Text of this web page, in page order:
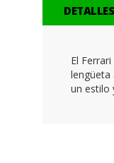
galería
de
DETALLES
El
lengüeta
un estilo